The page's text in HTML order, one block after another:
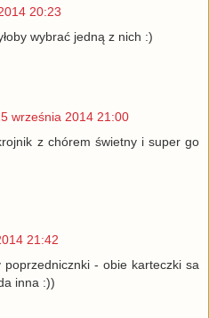
20:23
wybrać jedną z nich :)
września 2014 21:00
z chórem świetny i super go
21:42
poprzednicznki - obie karteczki sa
inna :))